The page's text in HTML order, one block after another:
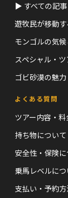
▶ すべての記事
遊牧民が移動
モンゴルの気
スペシャル・
ゴビ砂漠の魅力
よくある質問
ツアー内容・料
持ち物について
安全性・保険
乗馬レベルに
支払い・予約